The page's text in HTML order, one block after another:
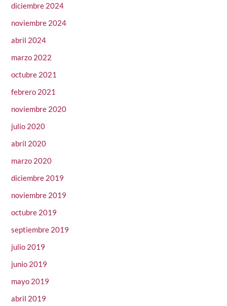
diciembre 2024
noviembre 2024
abril 2024
marzo 2022
octubre 2021
febrero 2021
noviembre 2020
julio 2020
abril 2020
marzo 2020
diciembre 2019
noviembre 2019
octubre 2019
septiembre 2019
julio 2019
junio 2019
mayo 2019
abril 2019